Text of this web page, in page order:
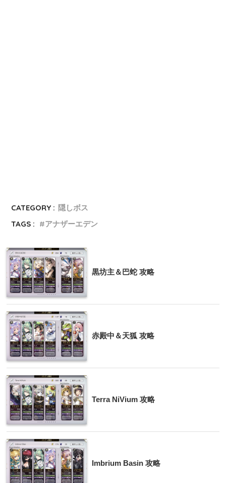
CATEGORY : 隠しボス
TAGS :
アナザーエデン
黒坊主＆巴蛇 攻略
赤殿中＆天狐 攻略
Terra NiVium 攻略
Imbrium Basin 攻略